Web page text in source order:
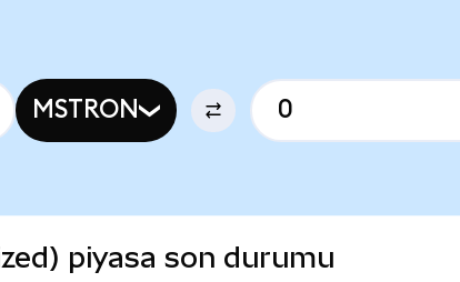
MSTRON
piyasa son durumu